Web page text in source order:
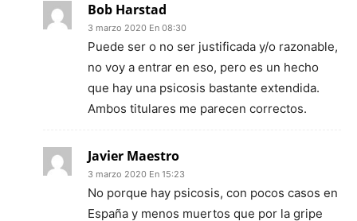
Bob Harstad
3 marzo 2020 En 08:30
Puede ser o no ser justificada y/o razonable,
no voy a entrar en eso, pero es un hecho
que hay una psicosis bastante extendida.
Ambos titulares me parecen correctos.
Javier Maestro
3 marzo 2020 En 15:23
No porque hay psicosis, con pocos casos en
España y menos muertos que por la gripe